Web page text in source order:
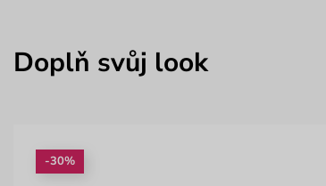
Doplň svůj look
-30%